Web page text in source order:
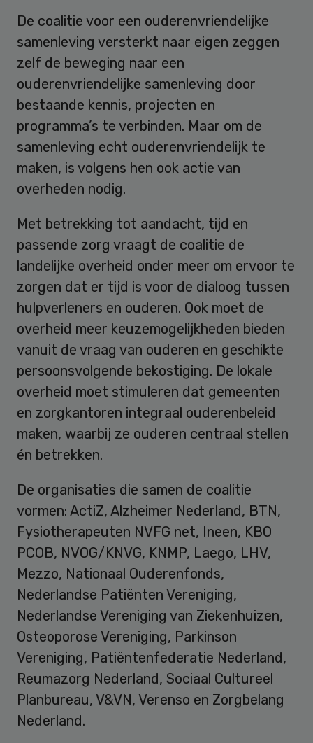
De coalitie voor een ouderenvriendelijke
samenleving versterkt naar eigen zeggen
zelf de beweging naar een
ouderenvriendelijke samenleving door
bestaande kennis, projecten en
programma’s te verbinden. Maar om de
samenleving echt ouderenvriendelijk te
maken, is volgens hen ook actie van
overheden nodig.
Met betrekking tot aandacht, tijd en
passende zorg vraagt de coalitie de
landelijke overheid onder meer om ervoor te
zorgen dat er tijd is voor de dialoog tussen
hulpverleners en ouderen. Ook moet de
overheid meer keuzemogelijkheden bieden
vanuit de vraag van ouderen en geschikte
persoonsvolgende bekostiging. De lokale
overheid moet stimuleren dat gemeenten
en zorgkantoren integraal ouderenbeleid
maken, waarbij ze ouderen centraal stellen
én betrekken.
De organisaties die samen de coalitie
vormen: ActiZ, Alzheimer Nederland, BTN,
Fysiotherapeuten NVFG net, Ineen, KBO
PCOB, NVOG/KNVG, KNMP, Laego, LHV,
Mezzo, Nationaal Ouderenfonds,
Nederlandse Patiënten Vereniging,
Nederlandse Vereniging van Ziekenhuizen,
Osteoporose Vereniging, Parkinson
Vereniging, Patiëntenfederatie Nederland,
Reumazorg Nederland, Sociaal Cultureel
Planbureau, V&VN, Verenso en Zorgbelang
Nederland.